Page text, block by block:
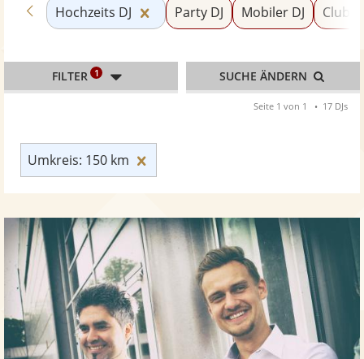
Zurück zu «DJs»
Hochzeits DJ Kategorie «Hochzeits DJ»
Party DJ Mobiler DJ Club
Umkreis: 150 km
FILTER 1 SUCHE ÄNDERN
Seite 1 von 1 17 DJs